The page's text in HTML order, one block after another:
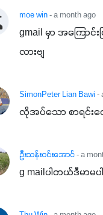
moe win- a month ago
gmail မှာ အကြောင်
လားဗျ
SimonPeter Lian Bawi -
လိုအပ်သော စာရင်းတွ
ဦးသန်းဝင်း​အောင်- a
g mailပါတယ်ဒီမာမပ